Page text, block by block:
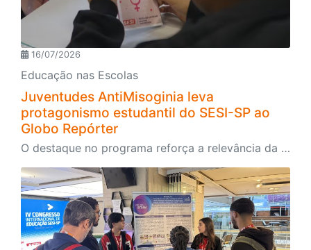
16/07/2026
Educação nas Escolas
Juventudes AntiMisoginia leva
protagonismo estudantil do SESI-SP ao
Globo Repórter
O destaque no programa reforça a relevância da iniciativa e mostra como a educação pode contribuir para enfrentar desafios contemporâneos